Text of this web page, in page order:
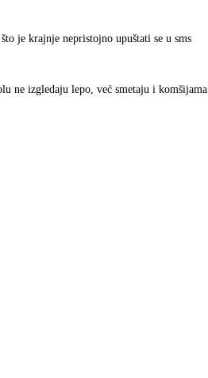
je krajnje nepristojno upuštati se u sms
ne izgledaju lepo, već smetaju i komšijama